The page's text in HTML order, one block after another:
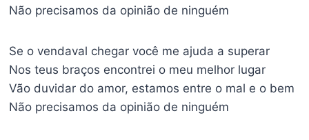
Não precisamos da opinião de ninguém
Se o vendaval chegar você me ajuda a superar
Nos teus braços encontrei o meu melhor lugar
Vão duvidar do amor, estamos entre o mal e o bem
Não precisamos da opinião de ninguém